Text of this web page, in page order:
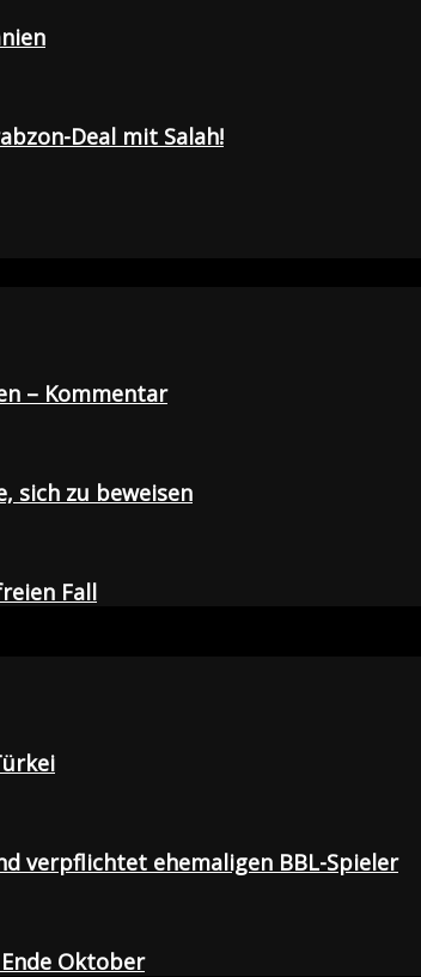
Deal mit Salah!
– Kommentar
sich zu beweisen
Fall
verpflichtet ehemaligen BBL-Spieler
Oktober